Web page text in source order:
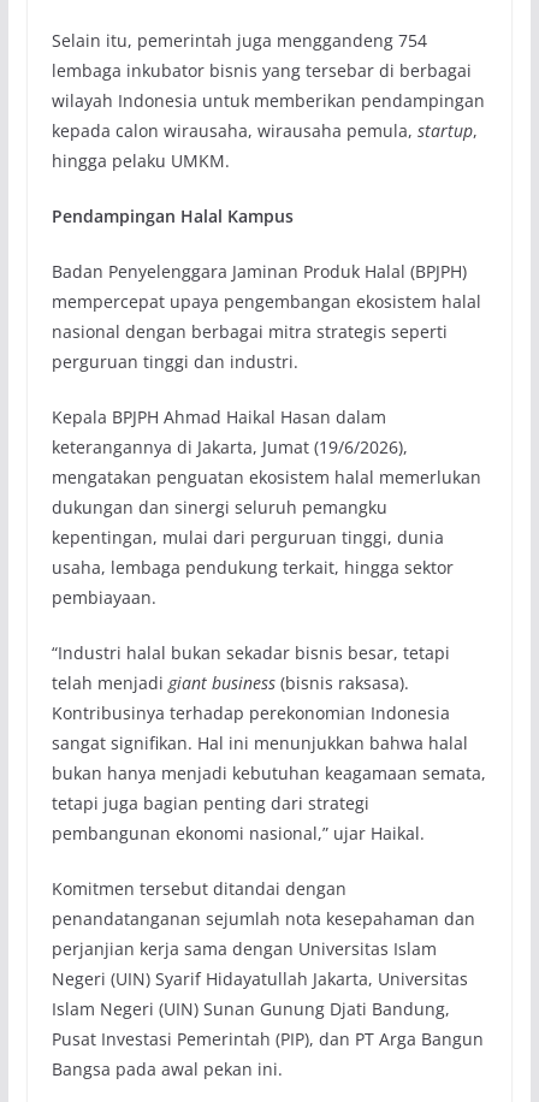
Selain itu, pemerintah juga menggandeng 754
lembaga inkubator bisnis yang tersebar di berbagai
wilayah Indonesia untuk memberikan pendampingan
kepada calon wirausaha, wirausaha pemula, startup,
hingga pelaku UMKM.
Pendampingan Halal Kampus
Badan Penyelenggara Jaminan Produk Halal (BPJPH)
mempercepat upaya pengembangan ekosistem halal
nasional dengan berbagai mitra strategis seperti
perguruan tinggi dan industri.
Kepala BPJPH Ahmad Haikal Hasan dalam
keterangannya di Jakarta, Jumat (19/6/2026),
mengatakan penguatan ekosistem halal memerlukan
dukungan dan sinergi seluruh pemangku
kepentingan, mulai dari perguruan tinggi, dunia
usaha, lembaga pendukung terkait, hingga sektor
pembiayaan.
“Industri halal bukan sekadar bisnis besar, tetapi
telah menjadi giant business(bisnis raksasa).
Kontribusinya terhadap perekonomian Indonesia
sangat signifikan. Hal ini menunjukkan bahwa halal
bukan hanya menjadi kebutuhan keagamaan semata,
tetapi juga bagian penting dari strategi
pembangunan ekonomi nasional,” ujar Haikal.
Komitmen tersebut ditandai dengan
penandatanganan sejumlah nota kesepahaman dan
perjanjian kerja sama dengan Universitas Islam
Negeri (UIN) Syarif Hidayatullah Jakarta, Universitas
Islam Negeri (UIN) Sunan Gunung Djati Bandung,
Pusat Investasi Pemerintah (PIP), dan PT Arga Bangun
Bangsa pada awal pekan ini.